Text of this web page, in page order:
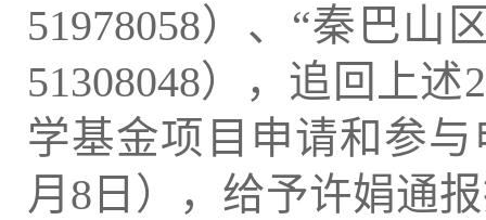
51978058）、“秦巴山
51308048），追回上
学基金项目申请和参与
月8日），给予许娟通